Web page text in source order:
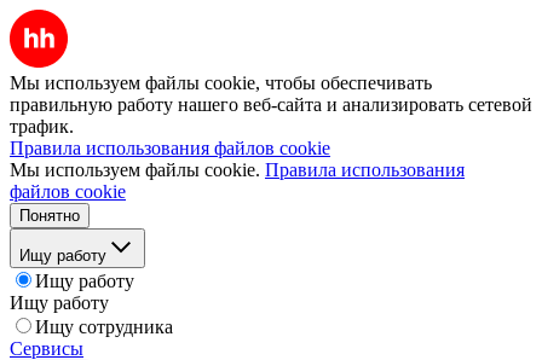
Мы используем файлы cookie, чтобы обеспечивать
правильную работу нашего веб-сайта и анализировать сетевой
трафик.
Правила использования файлов cookie
Мы используем файлы cookie. Правила использования
файлов cookie
Понятно
Ищу работу
Ищу работу
Ищу работу
Ищу сотрудника
Сервисы